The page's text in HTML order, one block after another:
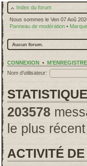
Index du forum
Nous sommes le Ven 07 Aoû
Panneau de modération •
Aucun forum.
CONNEXION •
Nom d’utilisateur:
203578
le plus
ACTIVITÉ